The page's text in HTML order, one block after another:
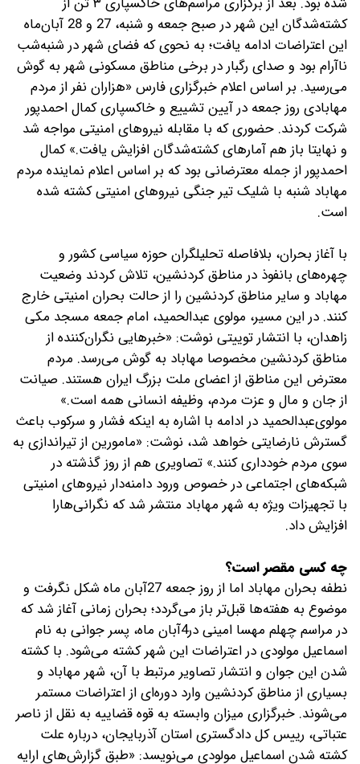
کشته‌شدگان این شهر در صبح جمعه و شنبه، 27 و 28 آبان‌ماه
این اعتراضات ادامه یافت؛ به نحوی که فضای شهر در شنبه‌شب
نا‌آرام بود و صدای رگبار در برخی مناطق مسکونی شهر به گوش
می‌رسید. بر اساس اعلام خبرگزاری فارس «هزاران نفر از مردم
مهابادی روز جمعه در آیین تشییع و خاکسپاری کمال احمدپور
شرکت کردند. حضوری که با مقابله نیروهای امنیتی مواجه شد
و نهایتا باز هم آمارهای کشته‌شدگان افزایش یافت.» کمال
احمدپور از جمله معترضانی بود که بر اساس اعلام نماینده مردم
مهاباد شنبه با شلیک تیر جنگی نیروهای امنیتی کشته شده
است.
با آغاز بحران، بلافاصله تحلیلگران حوزه سیاسی کشور و
چهره‌های بانفوذ در مناطق کردنشین، تلاش کردند وضعیت
مهاباد و سایر مناطق کردنشین را از حالت بحران امنیتی خارج
کنند. در این مسیر، مولوی عبدالحمید، امام جمعه مسجد مکی
زاهدان، با انتشار توییتی نوشت: «خبرهایی نگران‌کننده از
مناطق کردنشین مخصوصا مهاباد به گوش می‌‌رسد. مردم
معترض این مناطق از اعضای ملت بزرگ ایران هستند. صیانت
از جان و مال و عزت مردم، وظیفه انسانی همه است.»
مولوی‌عبدالحمید در ادامه با اشاره به اینکه فشار و سرکوب باعث
گسترش نارضایتی خواهد شد، نوشت: «مامورین از تیراندازی به
سوی مردم خودداری کنند.» تصاویری هم از روز گذشته در
شبکه‌های اجتماعی در خصوص ورود دامنه‌دار نیروهای امنیتی
با تجهیزات ویژه به شهر مهاباد منتشر شد که نگرانی‌هارا
افزایش داد.
چه کسی مقصر است؟
نطفه بحران مهاباد اما از روز جمعه 27آبان ماه شکل نگرفت و
موضوع به هفته‌ها قبل‌تر باز می‌گردد؛ بحران زمانی آغاز شد که
در مراسم چهلم مهسا امینی در4آبان ماه، پسر جوانی به نام
اسماعیل مولودی در اعتراضات این شهر کشته می‌شود. با کشته
شدن این جوان و انتشار تصاویر مرتبط با آن، شهر مهاباد و
بسیاری از مناطق کردنشین وارد دوره‌ای از اعتراضات مستمر
می‌شوند. خبرگزاری میزان وابسته به قوه قضاییه به نقل از ناصر
عتباتی، رییس کل دادگستری استان آذربایجان، درباره علت
کشته شدن اسماعیل مولودی می‌نویسد: «طبق گزارش‌های ارایه